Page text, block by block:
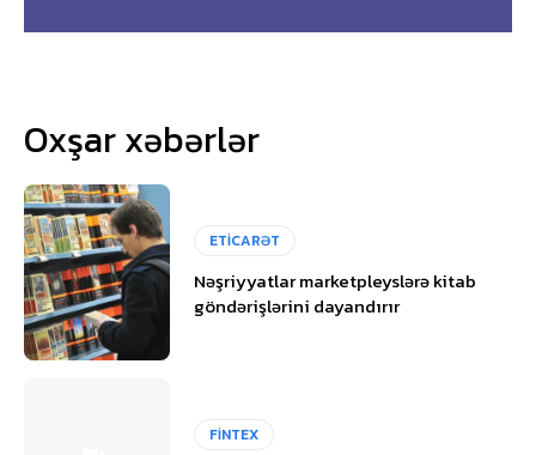
Oxşar xəbərlər
ETİCARƏT
Nəşriyyatlar marketpleyslərə kitab
göndərişlərini dayandırır
FİNTEX